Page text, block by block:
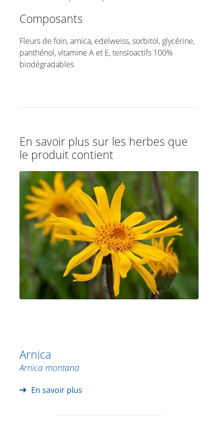
Composants
Fleurs de foin, arnica, edelweiss, sorbitol, glycérine,
panthénol, vitamine A et E, tensioactifs 100%
biodégradables
En savoir plus sur les herbes que
le produit contient
Arnica
Arnica montana
En savoir plus